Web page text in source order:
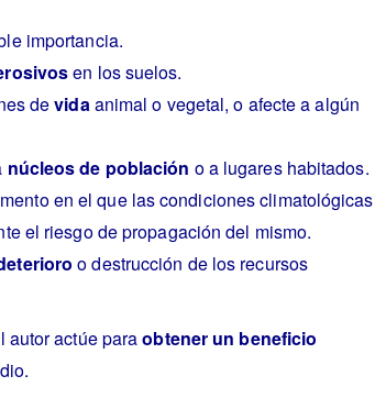
importancia.
en los suelos.
devidaanimal o vegetal, o afecte a algún
núcleos de población o a lugares habitados.
en el que las condiciones climatológicas
el riesgo de propagación del mismo.
o destrucción de los recursos
autor actúe paraobtener un beneficio